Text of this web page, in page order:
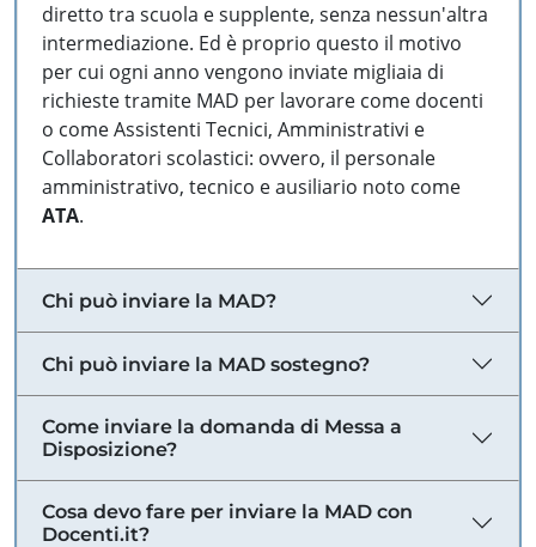
diretto tra scuola e supplente, senza nessun'altra
intermediazione. Ed è proprio questo il motivo
per cui ogni anno vengono inviate migliaia di
richieste tramite MAD per lavorare come docenti
o come Assistenti Tecnici, Amministrativi e
Collaboratori scolastici: ovvero, il personale
amministrativo, tecnico e ausiliario noto come
ATA.
Chi può inviare la MAD?
Chi può inviare la MAD sostegno?
Come inviare la domanda di Messa a
Disposizione?
Cosa devo fare per inviare la MAD con
Docenti.it?